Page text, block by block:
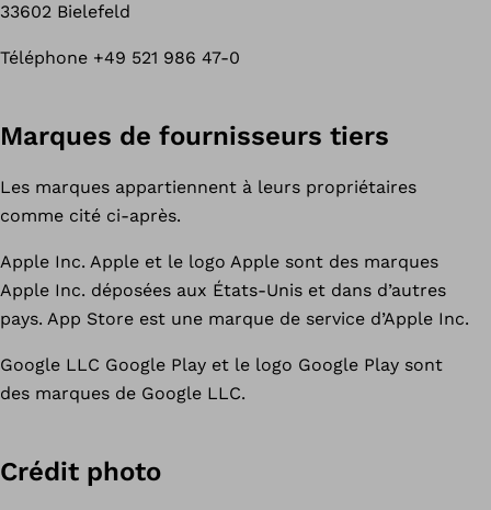
33602 Bielefeld
Téléphone +49 521 986 47-0
Marques de fournisseurs tiers
Les marques appartiennent à leurs propriétaires
comme cité ci-après.
Apple Inc. Apple et le logo Apple sont des marques
Apple Inc. déposées aux États-Unis et dans d’autres
pays. App Store est une marque de service d’Apple Inc.
Google LLC Google Play et le logo Google Play sont
des marques de Google LLC.
Crédit photo